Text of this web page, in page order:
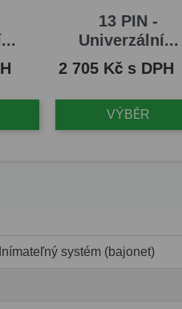
13 PIN -
Univerzální...
Cena
2 705 Kč s DPH
VÝBĚR
systém (bajonet)